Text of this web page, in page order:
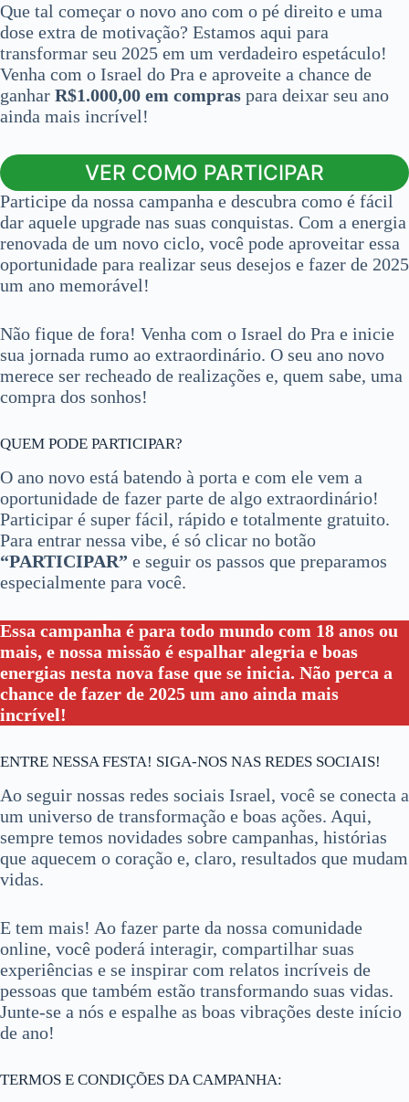
Que tal começar o novo ano com o pé direito e uma
dose extra de motivação? Estamos aqui para
transformar seu 2025 em um verdadeiro espetáculo!
Venha com o Israel do Pra e aproveite a chance de
ganhar R$1.000,00 em compras para deixar seu ano
ainda mais incrível!
VER COMO PARTICIPAR
Participe da nossa campanha e descubra como é fácil
dar aquele upgrade nas suas conquistas. Com a energia
renovada de um novo ciclo, você pode aproveitar essa
oportunidade para realizar seus desejos e fazer de 2025
um ano memorável!
Não fique de fora! Venha com o Israel do Pra e inicie
sua jornada rumo ao extraordinário. O seu ano novo
merece ser recheado de realizações e, quem sabe, uma
compra dos sonhos!
QUEM PODE PARTICIPAR?
O ano novo está batendo à porta e com ele vem a
oportunidade de fazer parte de algo extraordinário!
Participar é super fácil, rápido e totalmente gratuito.
Para entrar nessa vibe, é só clicar no botão
“PARTICIPAR” e seguir os passos que preparamos
especialmente para você.
Essa campanha é para todo mundo com 18 anos ou
mais, e nossa missão é espalhar alegria e boas
energias nesta nova fase que se inicia. Não perca a
chance de fazer de 2025 um ano ainda mais
incrível!
ENTRE NESSA FESTA! SIGA-NOS NAS REDES SOCIAIS!
Ao seguir nossas redes sociais Israel, você se conecta a
um universo de transformação e boas ações. Aqui,
sempre temos novidades sobre campanhas, histórias
que aquecem o coração e, claro, resultados que mudam
vidas.
E tem mais! Ao fazer parte da nossa comunidade
online, você poderá interagir, compartilhar suas
experiências e se inspirar com relatos incríveis de
pessoas que também estão transformando suas vidas.
Junte-se a nós e espalhe as boas vibrações deste início
de ano!
TERMOS E CONDIÇÕES DA CAMPANHA: